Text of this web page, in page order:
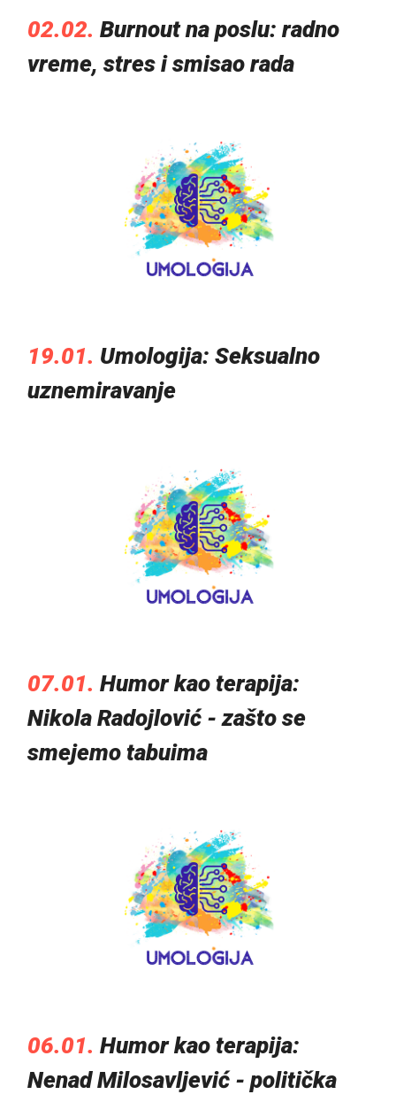
02.02. Burnout na poslu: radno
vreme, stres i smisao rada
19.01. Umologija: Seksualno
uznemiravanje
07.01. Humor kao terapija:
Nikola Radojlović - zašto se
smejemo tabuima
06.01. Humor kao terapija:
Nenad Milosavljević - politička